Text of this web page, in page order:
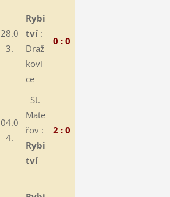
28.0
3.
Rybi
tví:
Draž
kovi
ce
0 : 0
04.0
4.
St.
Mate
řov :
Rybi
tví
2 : 0